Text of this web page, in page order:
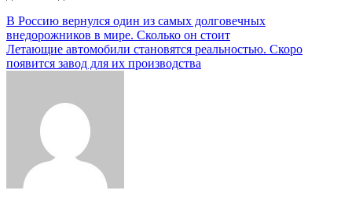
Навигация
по
записям
В Россию вернулся один из самых долговечных
внедорожников в мире. Сколько он стоит
Летающие автомобили становятся реальностью. Скоро
появится завод для их производства